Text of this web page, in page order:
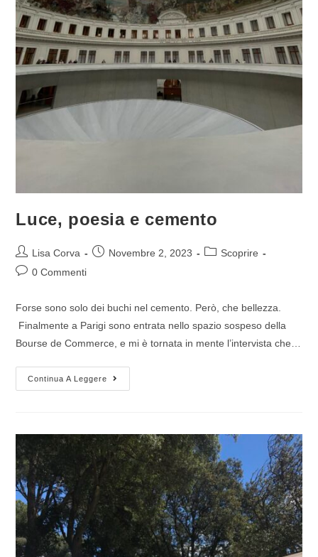
Luce, poesia e cemento
Lisa Corva Novembre 2, 2023
Scoprire
0 Commenti
Forse sono solo dei buchi nel cemento. Però, che bellezza.
Finalmente a Parigi sono entrata nello spazio sospeso della
Bourse de Commerce, e mi è tornata in mente l’intervista che…
Continua A Leggere